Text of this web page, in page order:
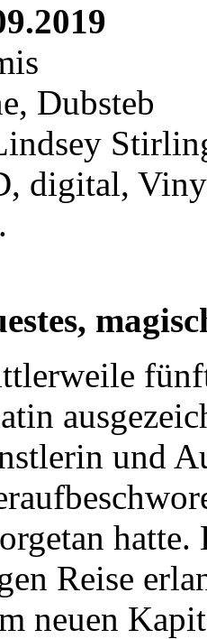
Dubsteb
digital,
und
Reise
neuen